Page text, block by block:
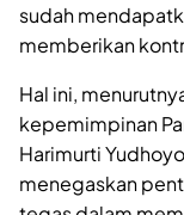
sudah
memberikan
Hal ini,
kepemimpinan
Harimurti
menegaskan